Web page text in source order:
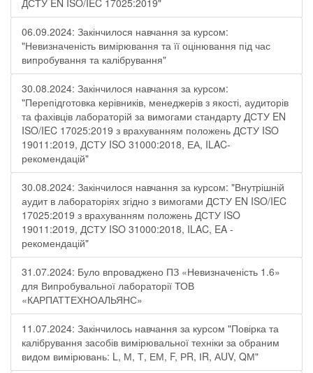
ДСТУ EN ISO/IEC 17025:2019"
06.09.2024: Закінчилося навчання за курсом:
"Невизначеність вимірювання та її оцінювання під час
випробування та калібрування"
30.08.2024: Закінчилося навчання за курсом:
"Перепідготовка керівників, менеджерів з якості, аудиторів
та фахівців лабораторій за вимогами стандарту ДСТУ EN
ISO/IEC 17025:2019 з врахуванням положень ДСТУ ISO
19011:2019, ДСТУ ISO 31000:2018, ЕА, ILAC-
рекомендацій"
30.08.2024: Закінчилося навчання за курсом: "Внутрішній
аудит в лабораторіях згідно з вимогами ДСТУ EN ISO/IEC
17025:2019 з врахуванням положень ДСТУ ISO
19011:2019, ДСТУ ISO 31000:2018, ILAC, EA -
рекомендацій"
31.07.2024: Було впроваджено ПЗ «Невизначеність 1.6»
для Випробувальної лабораторії ТОВ
«КАРПАТТЕХНОАЛЬЯНС»
11.07.2024: Закінчилось навчання за курсом "Повірка та
калібрування засобів вимірювальної техніки за обраним
видом вимірювань: L, М, Т, ЕМ, F, РR, ІR, АUV, QМ"